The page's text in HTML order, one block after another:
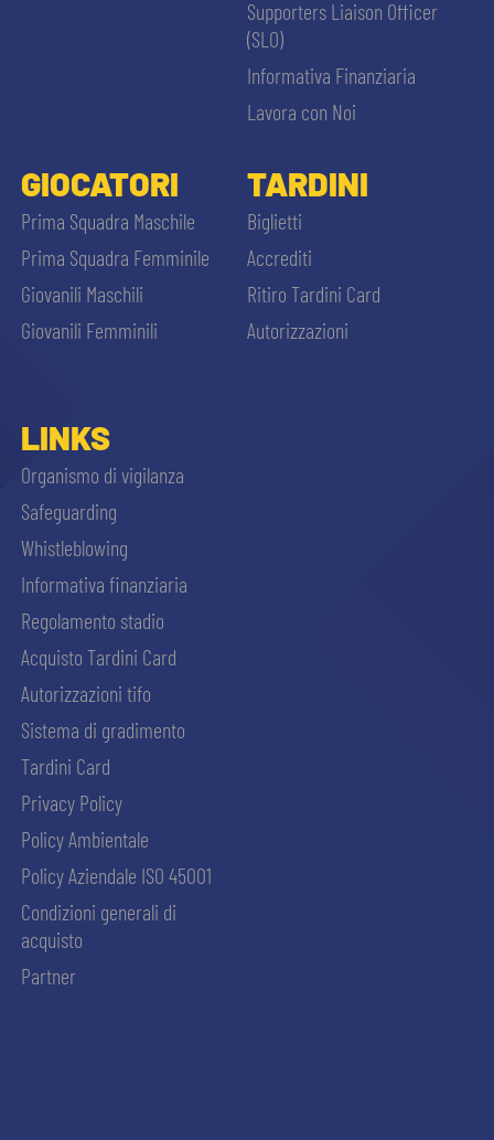
Supporters Liaison Officer
(SLO)
Informativa Finanziaria
Lavora con Noi
GIOCATORI
Prima Squadra Maschile
Prima Squadra Femminile
Giovanili Maschili
Giovanili Femminili
TARDINI
Biglietti
Accrediti
Ritiro Tardini Card
Autorizzazioni
LINKS
Organismo di vigilanza
Safeguarding
Whistleblowing
Informativa finanziaria
Regolamento stadio
Acquisto Tardini Card
Autorizzazioni tifo
Sistema di gradimento
Tardini Card
Privacy Policy
Policy Ambientale
Policy Aziendale ISO 45001
Condizioni generali di
acquisto
Partner